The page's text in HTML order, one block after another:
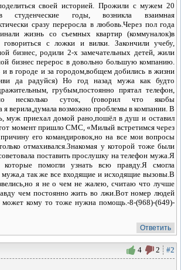
своей историей. Прожили с мужем 20
в студенческие годы, возникла взаимная
сразу переросла в любовь.Через пол года
жизнь со съемных квартир (коммуналок)в
с ложки и вилки. Закончили учебу,
бизнес, родили 2-х замечательных детей, жили
бизнес перерос в довольно большую компанию.
в городе и за городом,вобщем добились в жизни
да радуйся) Но год назад мужа как будто
грубым,постоянно прятал телефон,
несколько суток, (говорил что якобы
я верила,думала возможно проблемы в компании. В
муж приехал домой рано,пошёл в душ и оставил
момент пришло СМС, «Милый встретимся через
его командировок,но на все мои вопросы
отмахивался.Знакомая у которой тоже были
поставить прослушку на телефон мужа.Я
помогли узнать всю правду.Я смогла
мужа,а так же все входящие и исходящие вызовы.В
я не о чем не жалею, считаю что лучше
чем постоянно жить во лжи.Вот номер людей
может кому то тоже нужна помощь.-8-(968)-(649)-
Ответить
#2
2
4